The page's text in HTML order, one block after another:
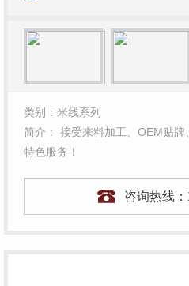
类别：米线系列
简介： 接受来料加工、OEM贴
特色服务！
咨询热线：